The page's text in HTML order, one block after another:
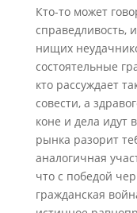
Кто-то может
справедливость,
нищих
состоятельные
кто рассуждает
совести, а
коне и дела идут
рынка разорит
аналогичная
что с победой
гражданская